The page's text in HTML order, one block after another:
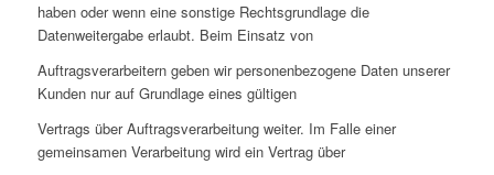
haben oder wenn eine sonstige Rechtsgrundlage die
Datenweitergabe erlaubt. Beim Einsatz von
Auftragsverarbeitern geben wir personenbezogene Daten unserer
Kunden nur auf Grundlage eines gültigen
Vertrags über Auftragsverarbeitung weiter. Im Falle einer
gemeinsamen Verarbeitung wird ein Vertrag über